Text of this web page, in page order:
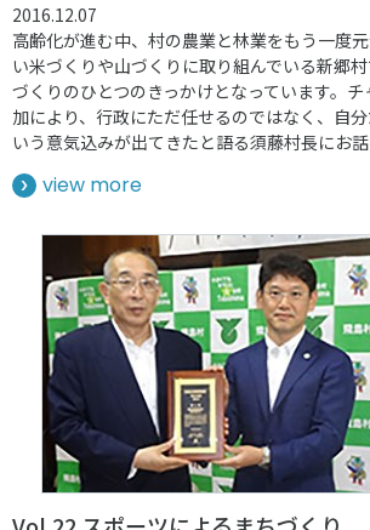
2016.12.07
高齢化が進む中、村の農業と林業をもう一度
い米づくりや山づくりに取り組んでいる新郷
づくりのひとつのきっかけとなっています。
加により、行政にただ任せるのではなく、自
いう意気込みが出てきたと語る須藤村長にお話
view more